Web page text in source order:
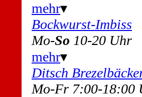
mehr▾
Bockwurst-Imbiss
Mo-So 10-20 Uhr
mehr▾
Ditsch
Mo-Fr 7:00-18:00